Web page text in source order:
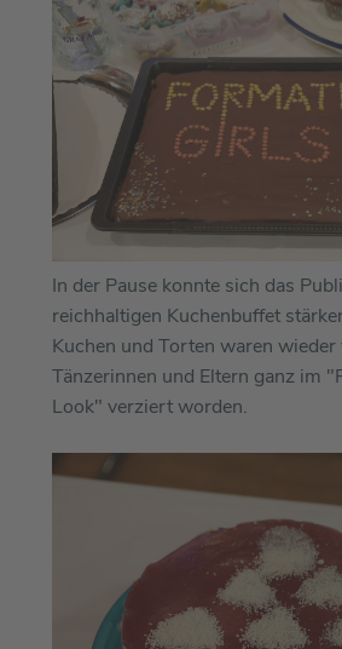
In der Pause konnte sich das
reichhaltigen Kuchenbuffet
Kuchen und Torten waren wieder
Tänzerinnen und Eltern ganz im
Look" verziert worden.